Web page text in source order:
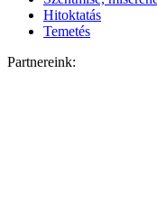
Hitoktatás
Temetés
Partnereink: